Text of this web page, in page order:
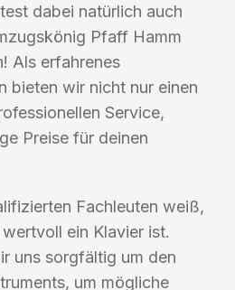
dabei natürlich auch
Pfaff Hamm
Als erfahrenes
bieten wir nicht nur einen
Service,
Preise für deinen
Fachleuten weiß,
ein Klavier ist.
uns sorgfältig um den
um mögliche